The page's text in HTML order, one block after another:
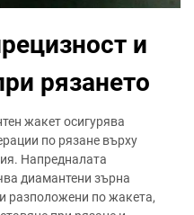
и
рязането
жакет осигурява
по рязане върху
Напредналата
диамантени зърна
разположени по жакета,